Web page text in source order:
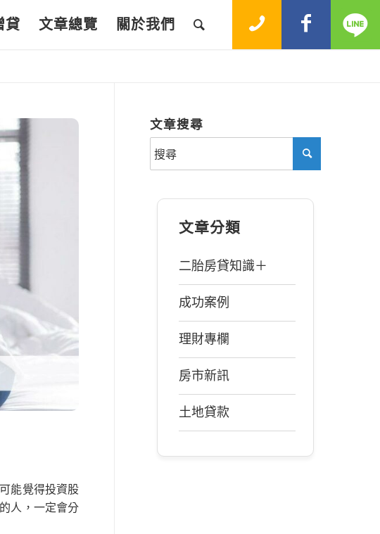
貸 文章總覽 關於我們
能覺得投資股
人，一定會分
文章搜尋
文章分類
二胎房貸知識＋
成功案例
理財專欄
房市新訊
土地貸款